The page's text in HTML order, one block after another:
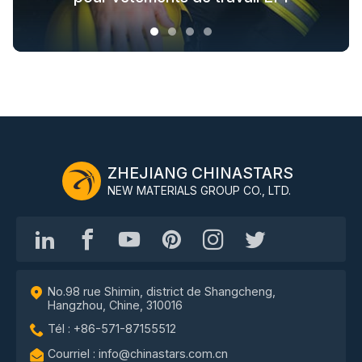
ZHEJIANG CHINASTARS
NEW MATERIALS GROUP CO., LTD.
No.98 rue Shimin, district de Shangcheng,
Hangzhou, Chine, 310016
Tél : +86-571-87155512
Courriel : info@chinastars.com.cn